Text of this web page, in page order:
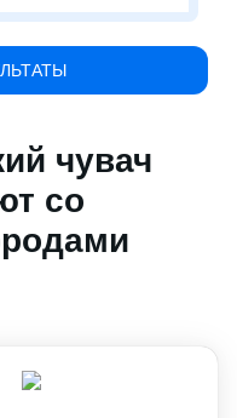
чувач
со